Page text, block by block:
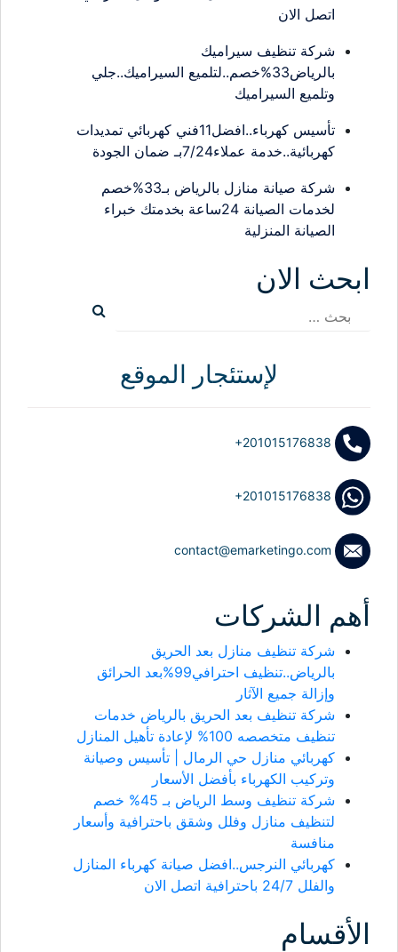
اتصل الان
شركة تنظيف سيراميك
بالرياض33%خصم..لتلميع السيراميك..جلي
وتلميع السيراميك
تأسيس كهرباء..افضل11فني كهربائي تمديدات
كهربائية..خدمة عملاء7/24بـ ضمان الجودة
شركة صيانة منازل بالرياض بـ33%خصم
لخدمات الصيانة 24ساعة بخدمتك خبراء
الصيانة المنزلية
ابحث الان
البحث
لإستئجار الموقع
+201015176838
+201015176838
contact@emarketingo.com
أهم الشركات
شركة تنظيف منازل بعد الحريق
بالرياض..تنظيف احترافي99%بعد الحرائق
وإزالة جميع الآثار
شركة تنظيف بعد الحريق بالرياض خدمات
تنظيف متخصصه 100% لإعادة تأهيل المنازل
كهربائي منازل حي الرمال | تأسيس وصيانة
وتركيب الكهرباء بأفضل الأسعار
شركة تنظيف وسط الرياض بـ 45% خصم
لتنظيف منازل وفلل وشقق باحترافية وأسعار
منافسة
كهربائي النرجس..افضل صيانة كهرباء المنازل
والفلل 24/7 باحترافية اتصل الان
الأقسام